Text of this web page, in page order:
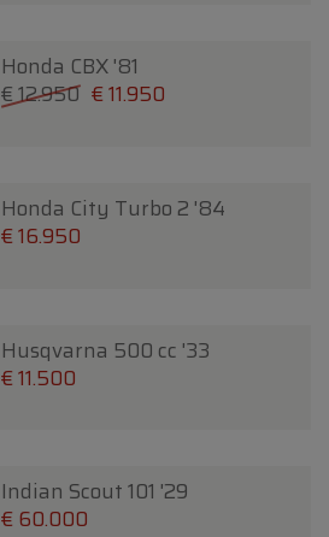
Honda CBX '81
€ 12.950 € 11.950
Honda City Turbo 2 '84
€ 16.950
Husqvarna 500 cc '33
€ 11.500
Indian Scout 101 '29
€ 60.000